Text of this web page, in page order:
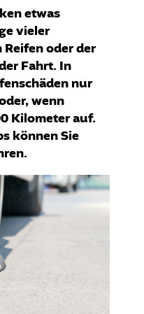
etwas
vieler
oder der
Fahrt. In
nur
wenn
Kilometer auf.
können Sie